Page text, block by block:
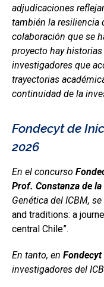
adjudicaciones
también la resiliencia
colaboración que se
proyecto hay
investigadores que
trayectorias
continuidad de la
Fondecyt de
2026
En el concurso
Prof. Constanza de la
Genética del ICBM,
and traditions: a
central Chile”.
En tanto, en
investigadores del